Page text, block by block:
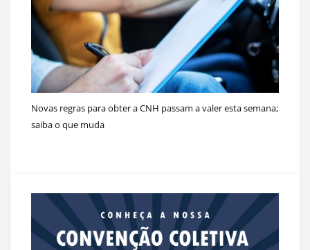
Novas regras para obter a CNH passam a valer esta semana;
saiba o que muda